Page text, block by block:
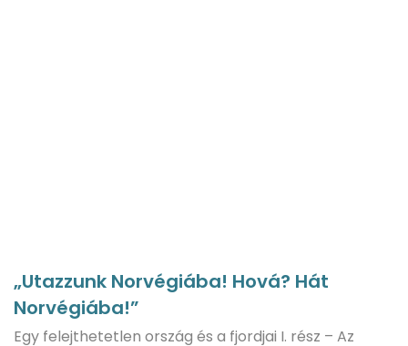
„Utazzunk Norvégiába! Hová? Hát
Norvégiába!”
Egy felejthetetlen ország és a fjordjai I. rész – Az